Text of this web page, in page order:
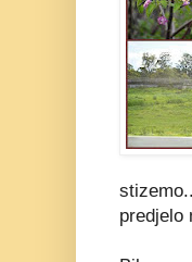
predjelo